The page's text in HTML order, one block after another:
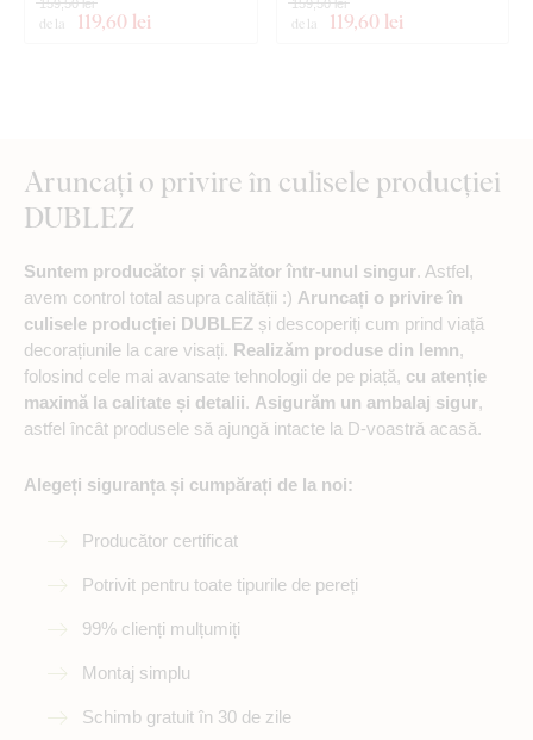
de la 119,60 lei
159,50 lei
de la 119,60 lei
159,50 lei
Aruncați o privire în culisele producției
DUBLEZ
Suntem producător și vânzător într-unul singur. Astfel,
avem control total asupra calității :) Aruncați o privire în
culisele producției DUBLEZ și descoperiți cum prind viață
decorațiunile la care visați. Realizăm produse din lemn,
folosind cele mai avansate tehnologii de pe piață, cu atenție
maximă la calitate și detalii. Asigurăm un ambalaj sigur,
astfel încât produsele să ajungă intacte la D-voastră acasă.
Alegeți siguranța și cumpărați de la noi:
Producător certificat
Potrivit pentru toate tipurile de pereți
99% clienți mulțumiți
Montaj simplu
Schimb gratuit în 30 de zile